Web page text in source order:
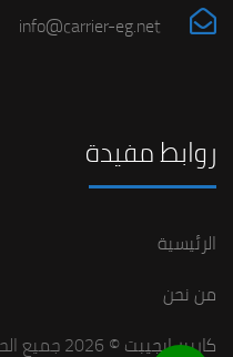
info@carrier-eg.net
روابط مفيدة
الرئيسية
من نحن
كاريير ايجيبت © 2026 جميع الحقوق محفوظة | تصميم وتطوير